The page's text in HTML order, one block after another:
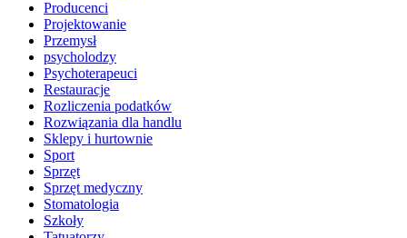
Producenci
Projektowanie
Przemysł
psycholodzy
Psychoterapeuci
Restauracje
Rozliczenia podatków
Rozwiązania dla handlu
Sklepy i hurtownie
Sport
Sprzęt
Sprzęt medyczny
Stomatologia
Szkoły